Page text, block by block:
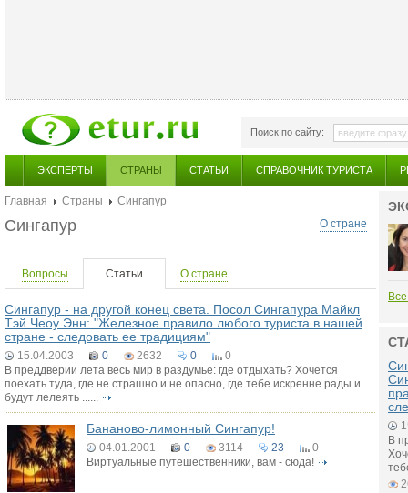
Поиск по сайту:
ЭКСПЕРТЫ СТРАНЫ СТАТЬИ СПРАВОЧНИК ТУРИСТА
Главная Страны
Сингапур
О стране
Сингапур
Вопросы Статьи О стране
Сингапур - на другой конец света. Посол Сингапура Майкл
Тэй Чеоу Энн: "Железное правило любого туриста в нашей
стране - следовать ее традициям"
15.04.2003 0 2632 0
0
В преддверии лета весь мир в раздумье: где отдыхать? Хочется
поехать туда, где не страшно и не опасно, где тебе искренне рады и
будут лелеять ......
Бананово-лимонный Сингапур!
04.01.2001 0 3114 23
0
Виртуальные путешественники, вам - сюда!
В